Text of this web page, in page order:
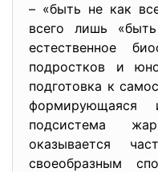
– «быть не как
всего лишь
естественное
подростков и
подготовка к
формирующаяся
подсистема
оказывается
своеобразным